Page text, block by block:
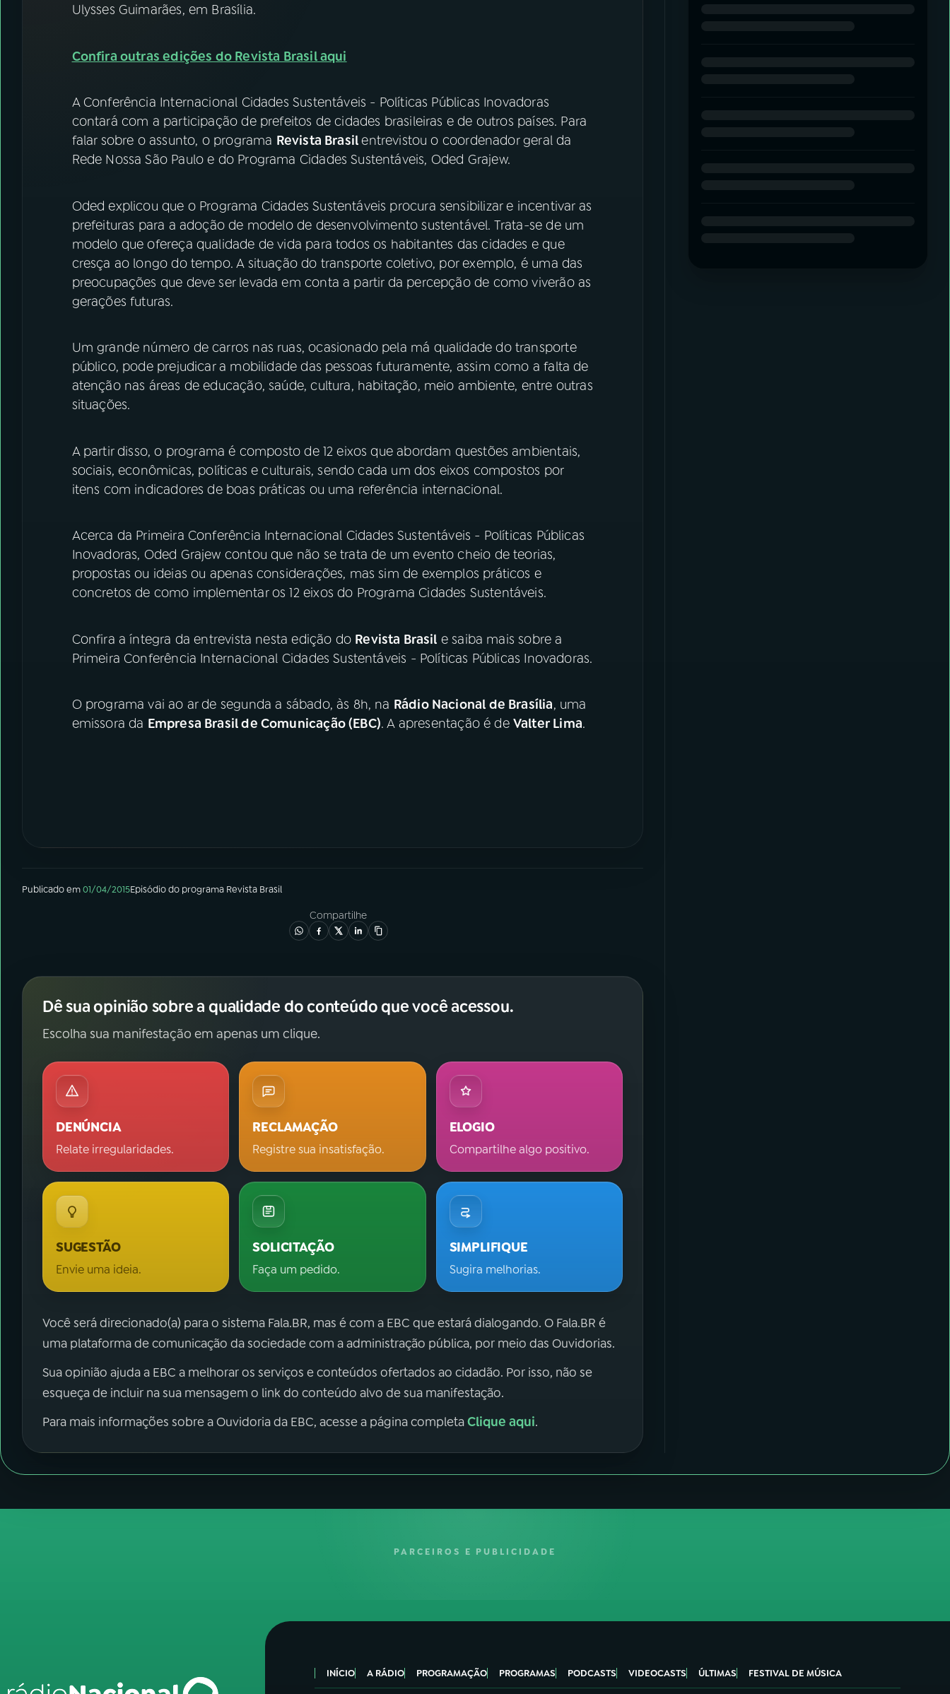
Ulysses Guimarães, em Brasília.
Confira outras edições do Revista Brasil aqui
A Conferência Internacional Cidades Sustentáveis - Políticas Públicas Inovadoras
contará com a participação de prefeitos de cidades brasileiras e de outros países. Para
falar sobre o assunto, o programa Revista Brasilentrevistou o coordenador geral da
Rede Nossa São Paulo e do Programa Cidades Sustentáveis, Oded Grajew.
Oded explicou que o Programa Cidades Sustentáveis procura sensibilizar e incentivar as
prefeituras para a adoção de modelo de desenvolvimento sustentável. Trata-se de um
modelo que ofereça qualidade de vida para todos os habitantes das cidades e que
cresça ao longo do tempo. A situação do transporte coletivo, por exemplo, é uma das
preocupações que deve ser levada em conta a partir da percepção de como viverão as
gerações futuras.
Um grande número de carros nas ruas, ocasionado pela má qualidade do transporte
público, pode prejudicar a mobilidade das pessoas futuramente, assim como a falta de
atenção nas áreas de educação, saúde, cultura, habitação, meio ambiente, entre outras
situações.
A partir disso, o programa é composto de 12 eixos que abordam questões ambientais,
sociais, econômicas, políticas e culturais, sendo cada um dos eixos compostos por
itens com indicadores de boas práticas ou uma referência internacional.
Acerca da Primeira Conferência Internacional Cidades Sustentáveis - Políticas Públicas
Inovadoras, Oded Grajew contou que não se trata de um evento cheio de teorias,
propostas ou ideias ou apenas considerações, mas sim de exemplos práticos e
concretos de como implementar os 12 eixos do Programa Cidades Sustentáveis.
Confira a íntegra da entrevista nesta edição do Revista Brasil e saiba mais sobre a
Primeira Conferência Internacional Cidades Sustentáveis - Políticas Públicas Inovadoras.
O programa vai ao ar de segunda a sábado, às 8h, na Rádio Nacional de Brasília, uma
emissora da Empresa Brasil de Comunicação (EBC). A apresentação é de Valter Lima.
Publicado em01/04/2015Episódiodo programa Revista Brasil
Compartilhe
Dê sua opinião sobre a qualidade do conteúdo que você acessou.
Escolha sua manifestação em apenas um clique.
DENÚNCIA
Relate irregularidades.
RECLAMAÇÃO
Registre sua insatisfação.
ELOGIO
Compartilhe algo positivo.
SUGESTÃO
Envie uma ideia.
SOLICITAÇÃO
Faça um pedido.
SIMPLIFIQUE
Sugira melhorias.
Você será direcionado(a) para o sistema Fala.BR, mas é com a EBC que estará dialogando. O Fala.BR é
uma plataforma de comunicação da sociedade com a administração pública, por meio das Ouvidorias.
Sua opinião ajuda a EBC a melhorar os serviços e conteúdos ofertados ao cidadão. Por isso, não se
esqueça de incluir na sua mensagem o link do conteúdo alvo de sua manifestação.
Para mais informações sobre a Ouvidoria da EBC, acesse a página completaClique aqui.
PARCEIROS E PUBLICIDADE
INÍCIO A RÁDIO PROGRAMAÇÃO PROGRAMAS PODCASTS VIDEOCASTS ÚLTIMAS FESTIVAL DE MÚSICA